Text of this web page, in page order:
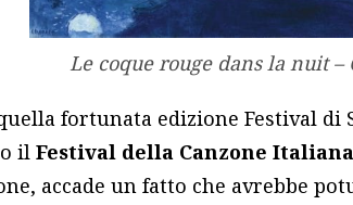
Le coque rouge dans la nuit –
fortunata edizione Festival di
ilFestival della Canzone
accade un fatto che avrebbe